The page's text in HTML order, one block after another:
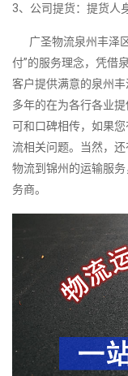
3、公司提货：提货人
广圣物流泉州丰泽区
付”的服务理念，凭借
客户提供满意的泉州
多年的在为各行各业
可和口碑相传，如果
流相关问题。当然，
物流到锦州的运输服
务商。